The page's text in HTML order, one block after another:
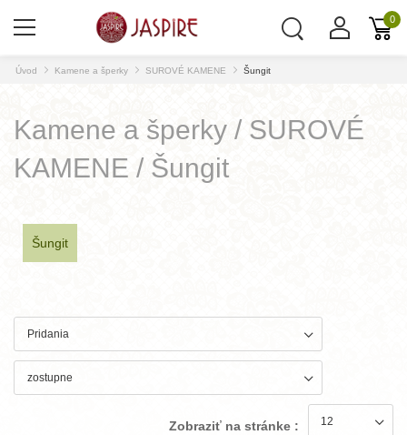
0
Úvod Kamene a šperky SUROVÉ KAMENE Šungit
Kamene a šperky / SUROVÉ
KAMENE / Šungit
Šungit
Zobraziť na stránke :